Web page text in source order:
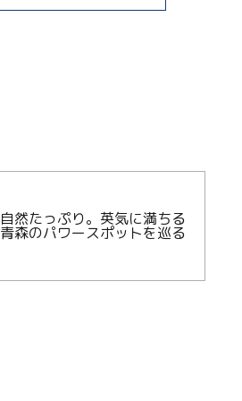
自然たっぷり。英気に満ちる
青森のパワースポットを巡る